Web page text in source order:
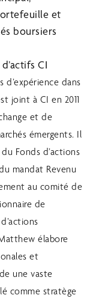
et
boursiers
CI
d’expérience dans
joint à CI en 2011
et de
émergents. Il
Fonds d’actions
mandat Revenu
au comité de
de
élabore
et
une vaste
comme stratège